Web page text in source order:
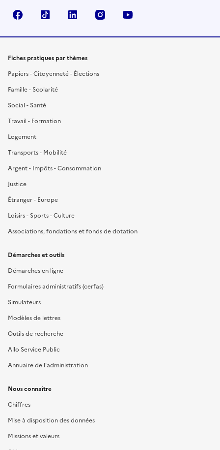
FacebookTikTok LinkedIn Instagram
Fiches pratiques par thèmes
Papiers - Citoyenneté - Élections
Famille - Scolarité
Social - Santé
Travail - Formation
Logement
Transports - Mobilité
Argent - Impôts - Consommation
Justice
Étranger - Europe
Loisirs - Sports - Culture
Associations, fondations et fonds de dotation
Démarches et outils
Démarches en ligne
Formulaires administratifs (cerfas)
Simulateurs
Modèles de lettres
Outils de recherche
Allo Service Public
Annuaire de l'administration
Nous connaître
Chiffres
Mise à disposition des données
Missions et valeurs